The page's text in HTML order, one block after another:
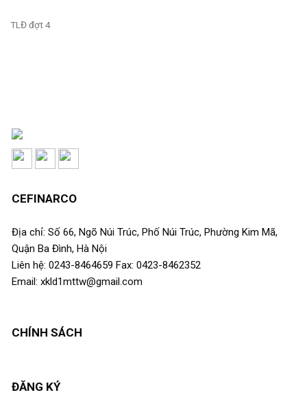
TLĐ đợt 4
CEFINARCO
Địa chỉ: Số 66, Ngõ Núi Trúc, Phố Núi Trúc, Phường Kim Mã,
Quận Ba Đình, Hà Nội
Liên hệ: 0243-8464659 Fax: 0423-8462352
Email: xkld1mttw@gmail.com
CHÍNH SÁCH
ĐĂNG KÝ